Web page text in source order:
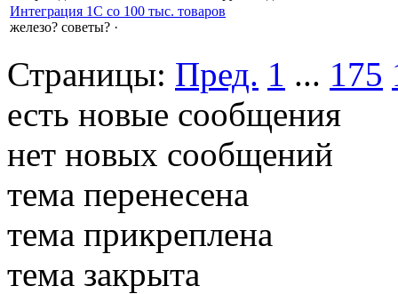
Интеграция 1С со 100 тыс. товаров
железо? советы? ·
Страницы: Пред. 1 ... 175
есть новые сообщения
нет новых сообщений
тема перенесена
тема прикреплена
тема закрыта